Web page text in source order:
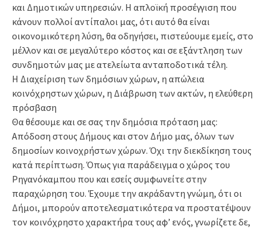
και Δημοτικών υπηρεσιών. Η απλοϊκή προσέγγιση που
κάνουν πολλοί αντίπαλοι μας, ότι αυτό θα είναι
οικονομικότερη λύση, θα οδηγήσει, πιστεύουμε εμείς, στο
μέλλον και σε μεγαλύτερο κόστος και σε εξάντληση των
συνδημοτών μας με ατελείωτα ανταποδοτικά τέλη.
Η Διαχείριση των δημόσιων χώρων, η απώλεια
κοινόχρηστων χώρων, η Διάβρωση των ακτών, η ελεύθερη
πρόσβαση
Θα θέσουμε και σε σας την δημόσια πρόταση μας:
Απόδοση στους Δήμους και στον Δήμο μας, όλων των
δημοσίων κοινοχρήστων χώρων. Όχι την διεκδίκηση τους
κατά περίπτωση. Όπως για παράδειγμα ο χώρος του
Ρηγανόκαμπου που και εσείς συμφωνείτε στην
παραχώρηση του. Έχουμε την ακράδαντη γνώμη, ότι οι
Δήμοι, μπορούν αποτελεσματικότερα να προστατέψουν
τον κοινόχρηστο χαρακτήρα τους αφ’ ενός, γνωρίζετε δε,